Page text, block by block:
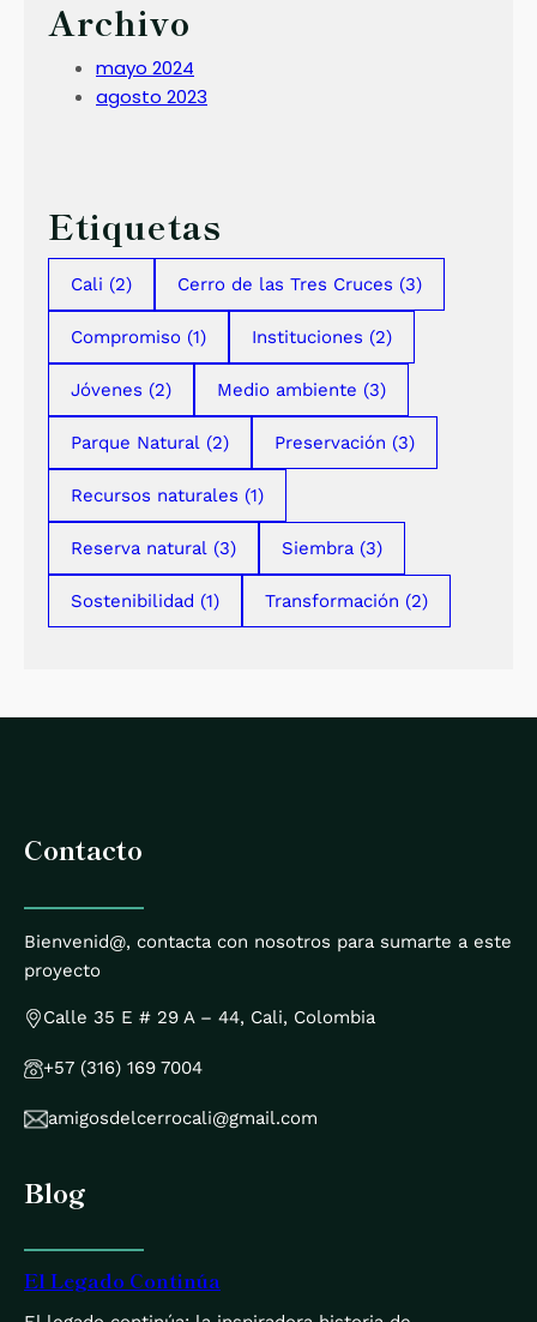
Archivo
mayo 2024
agosto 2023
Etiquetas
Cali (2) Cerro de las Tres Cruces (3)
Compromiso (1) Instituciones (2)
Jóvenes (2) Medio ambiente (3)
Parque Natural (2) Preservación (3)
Recursos naturales (1)
Reserva natural (3) Siembra (3)
Sostenibilidad (1) Transformación (2)
Contacto
Bienvenid@, contacta con nosotros para sumarte a este
proyecto
Calle 35 E # 29 A – 44, Cali, Colombia
+57 (316) 169 7004
amigosdelcerrocali@gmail.com
Blog
El Legado Continúa